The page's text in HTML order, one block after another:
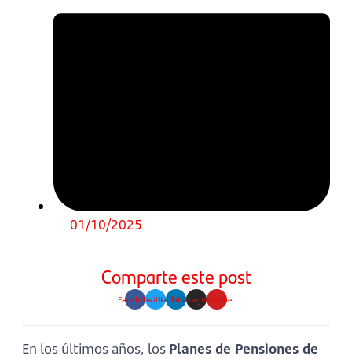
01/10/2025
Comparte este post
FacebookTwitterLinkedinInstagramYoutube
En los últimos años, los Planes de Pensiones de